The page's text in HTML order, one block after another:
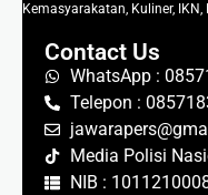
Kemasyarakatan, Kuliner,
Contact Us
WhatsApp :
Telepon :
Media Polisi
NIB :